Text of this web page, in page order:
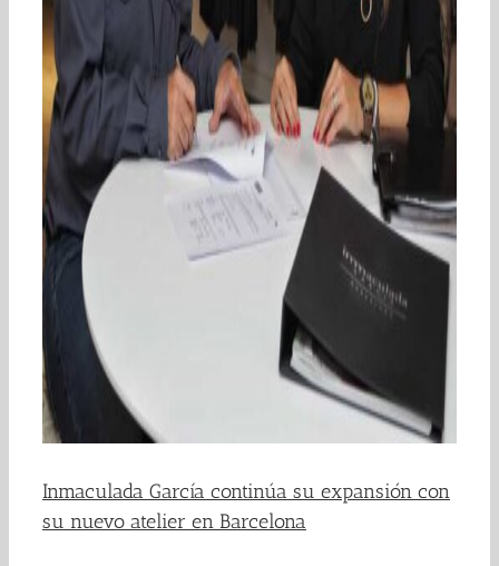
Inmaculada García continúa su expansión con
su nuevo atelier en Barcelona